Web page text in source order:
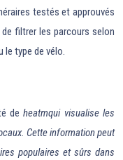
testés et approuvés
filtrer les parcours selon
le type de vélo.
deheatmqui visualise les
Cette information peut
populaires et sûrs dans